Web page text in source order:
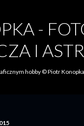
-
I
hobby © Piotr Konopka